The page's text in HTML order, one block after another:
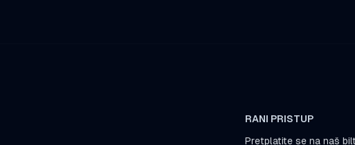
RANI PRISTUP
Pretplatite se na naš